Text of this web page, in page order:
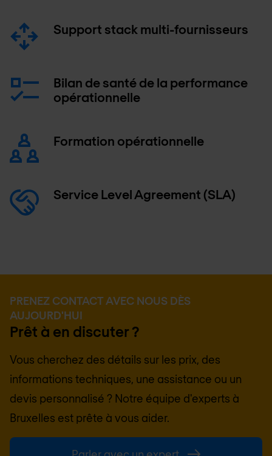
Support stack multi-fournisseurs
Bilan de santé de la performance
opérationnelle
Formation opérationnelle
Service Level Agreement (SLA)
PRENEZ CONTACT AVEC NOUS DÈS
AUJOURD'HUI
Prêt à en discuter ?
Vous cherchez des détails sur les prix, des
informations techniques, une assistance ou un
devis personnalisé ? Notre équipe d'experts à
Bruxelles est prête à vous aider.